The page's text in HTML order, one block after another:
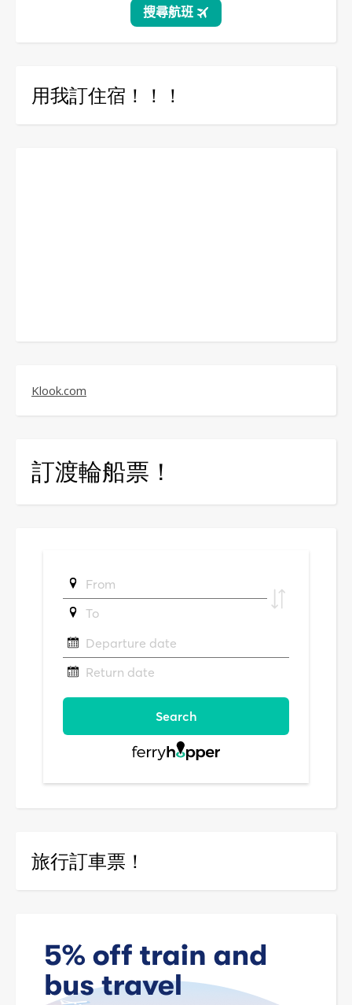
用我訂住宿！！！
Klook.com
訂渡輪船票！
旅行訂車票！